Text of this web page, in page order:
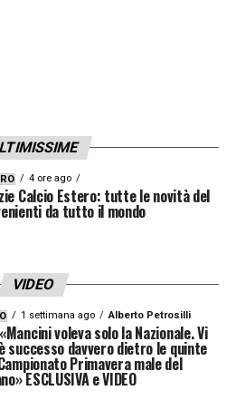
4 ore ago
Calcio Estero: tutte le novità del
da tutto il mondo
VIDEO
1 settimana ago Alberto Petrosilli
voleva solo la Nazionale. Vi
successo davvero dietro le quinte
Primavera male del
ESCLUSIVA e VIDEO